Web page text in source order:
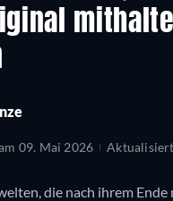
09. Mai 2026
die nach ihrem